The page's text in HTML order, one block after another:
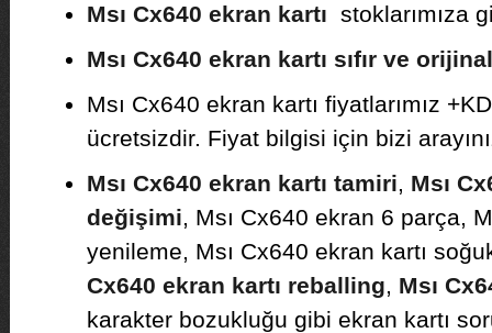
Msı Cx640 ekran kartı stoklarımıza
Msı Cx640 ekran kartı sıfır ve orijinal
Msı Cx640 ekran kartı fiyatlarımız
ücretsizdir. Fiyat bilgisi için bizi
Msı Cx640 ekran kartı tamiri, Msı
değişimi, Msı Cx640 ekran 6 parça,
yenileme, Msı Cx640 ekran kartı
Cx640 ekran kartı reballing, Msı
karakter bozukluğu gibi ekran kartı